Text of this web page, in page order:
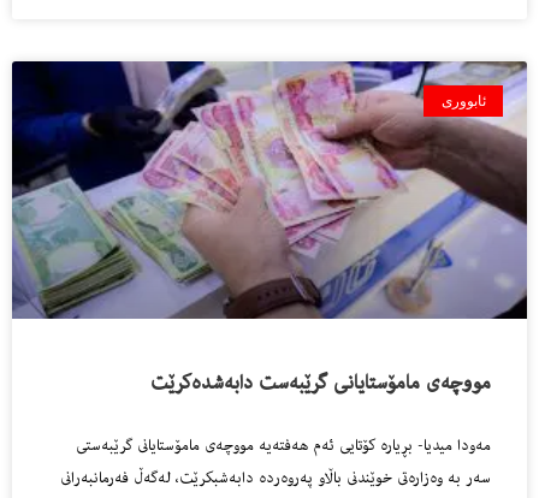
ئابووری
مووچەی مامۆستایانی گرێبەست دابەشدەکرێت
مه‌ودا میدیا- بڕیاره‌ كۆتایی ئه‌م هه‌فته‌یه‌ مووچه‌ى مامۆستایانى گرێبه‌ستى
سه‌ر به‌ وه‌زاره‌تى خوێندنى باڵاو په‌روه‌رده‌ دابه‌شبكرێت، له‌گه‌ڵ فه‌رمانبه‌رانى